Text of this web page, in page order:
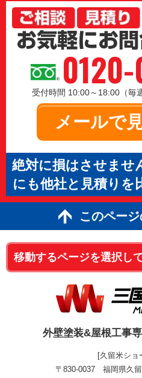
受付時間 10:00～18:00（毎
メールで
絶対に損はさせませ
にも他社と見積りを
このペー
外壁塗装&屋根工事
[久留米ショ
〒830-0037 福岡県久